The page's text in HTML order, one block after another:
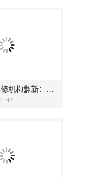
本地化家庭装修机构翻新：嘉兴绿色之家建材科技有限公司